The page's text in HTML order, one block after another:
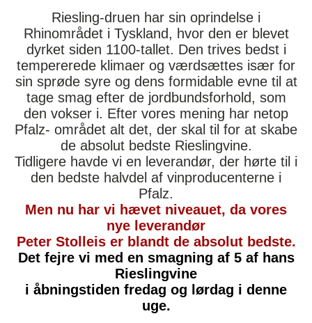
Riesling-druen har sin oprindelse i
Rhinområdet i Tyskland, hvor den er blevet
dyrket siden 1100-tallet. Den trives bedst i
tempererede klimaer og værdsættes især for
sin sprøde syre og dens formidable evne til at
tage smag efter de jordbundsforhold, som
den vokser i. Efter vores mening har netop
Pfalz- området alt det, der skal til for at skabe
de absolut bedste Rieslingvine.
Tidligere havde vi en leverandør, der hørte til i
den bedste halvdel af vinproducenterne i
Pfalz.
Men nu har vi hævet niveauet, da vores
nye leverandør
Peter Stolleis er blandt de absolut bedste.
Det fejre vi med en smagning af 5 af hans
Rieslingvine
i åbningstiden fredag og lørdag i denne
uge.